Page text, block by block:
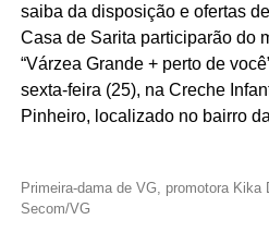
saiba da disposição e ofertas
Casa de Sarita participarão do
“Várzea Grande + perto de
sexta-feira (25), na Creche
Pinheiro, localizado no bairro
Primeira-dama de VG, promotora Kika
Secom/VG